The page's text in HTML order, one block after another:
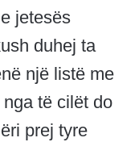
jetesës
duhej ta
një listë me
të cilët do
prej tyre